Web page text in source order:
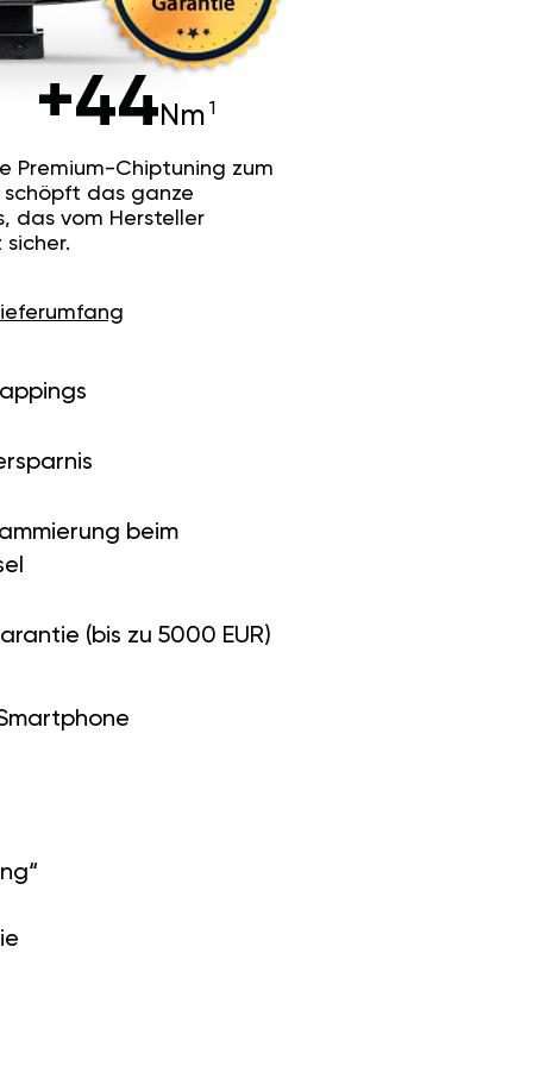
+44 Nm
Premium-Chiptuning zum
schöpft das ganze
das vom Hersteller
beim
(bis zu 5000 EUR)